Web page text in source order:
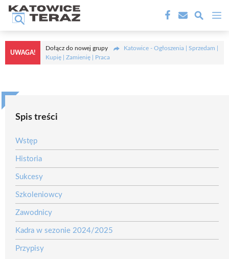
Przejdź
treści
UWAGA!
Dołącz do nowej grupy
Katowice - Ogłoszenia | Sprzedam |
Kupię | Zamienię | Praca
Spis treści
Wstęp
Historia
Sukcesy
Szkoleniowcy
Zawodnicy
Kadra w sezonie 2024/2025
Przypisy